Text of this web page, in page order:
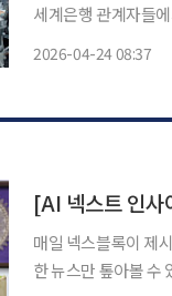
세계은행 관계자들에게 디
2026-04-24 08:37
매일 넥스블록이 제
한 뉴스만 톺아볼 수